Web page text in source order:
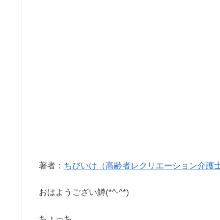
著者： ちびいけ（高齢者レクリエーション介護
おはようござい鱒(*^-^*)